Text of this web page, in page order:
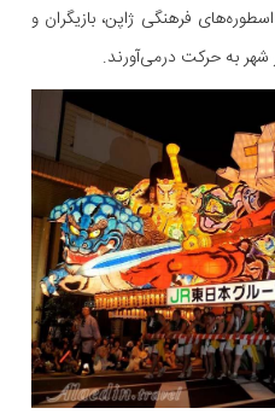
فرهنگی ژاپن، بازیگران و
به حرکت درمی‌آورند.